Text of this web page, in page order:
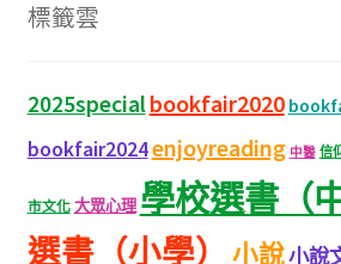
標籤雲
2025specialbookfair2020
bookfair2024enjoyreading 中醫 信
市文化 大眾心理 學校選書（
選書（小學）
小說小說